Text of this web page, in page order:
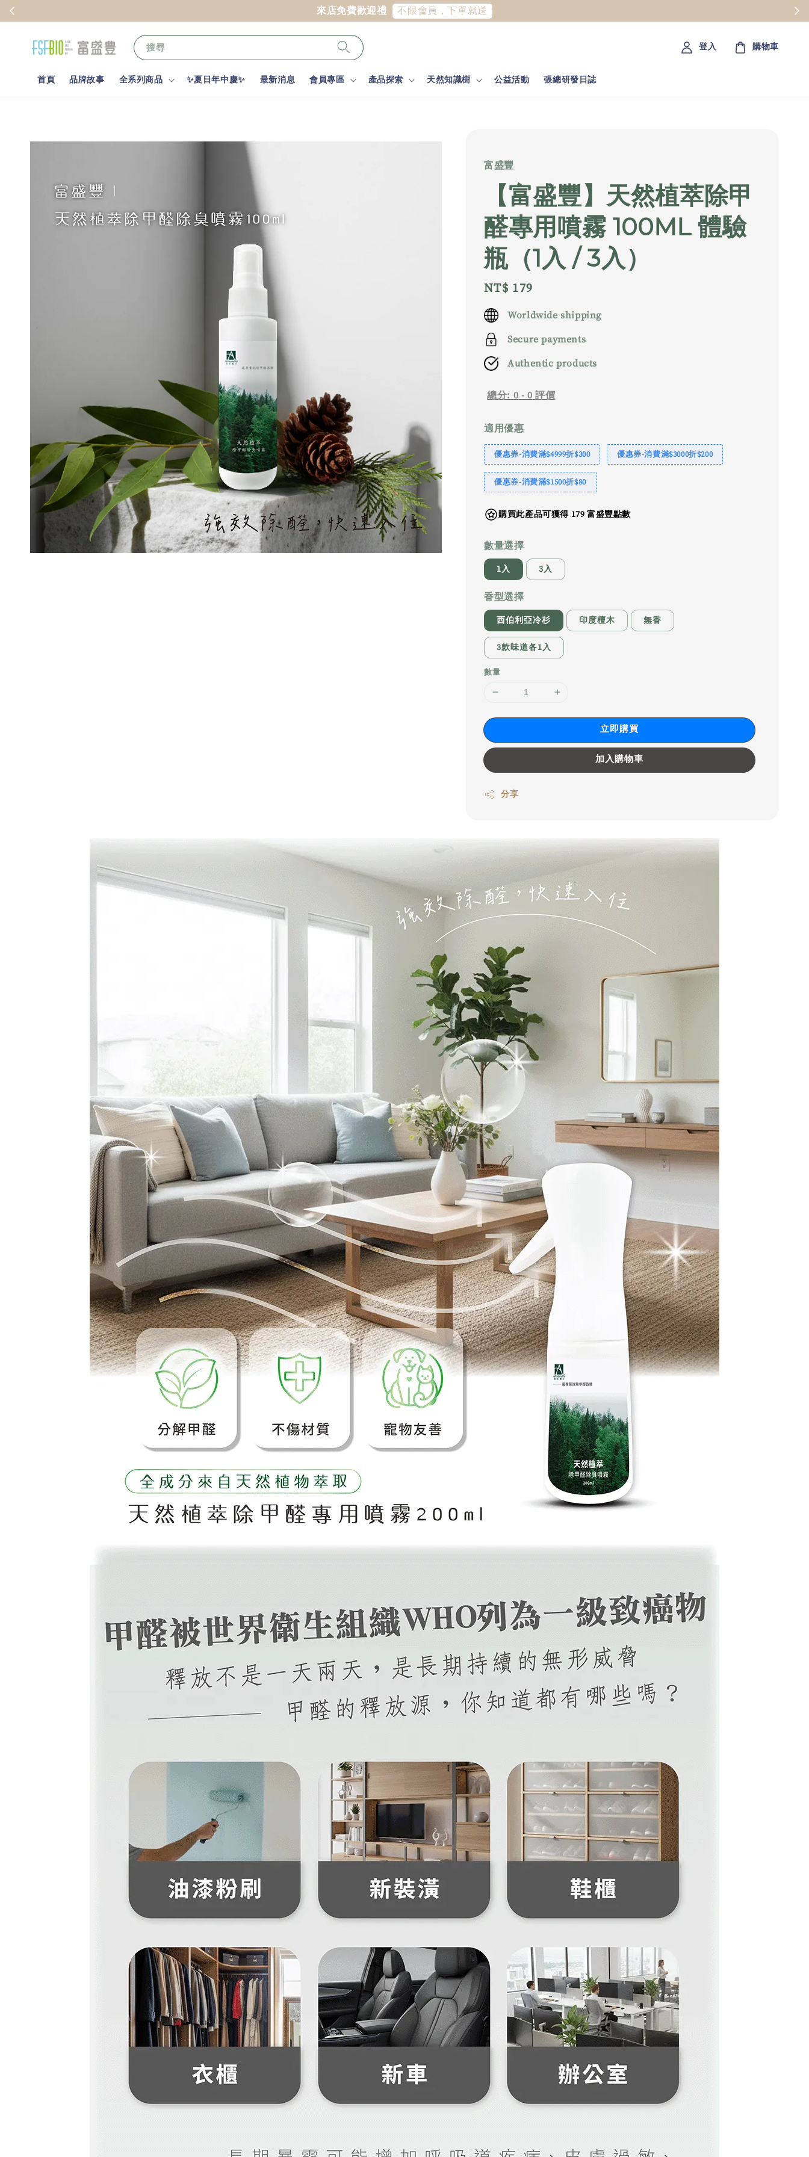
來店免費歡迎禮 不限會員，下單就送
搜尋
首頁 品牌故事 全系列商品 ✨夏日年中慶✨ 最新消息 會員專區 產品探索 天然知識樹 公益活動 張總研發日誌
登入 購物車
富盛豐
【富盛豐】天然植萃除甲
醛專用噴霧 100ML 體驗
瓶（1入 / 3入）
Regular
price
NT$ 179
Worldwide shipping
Secure payments
Authentic products
總分: 0 -0 評價
適用優惠
優惠券-消費滿$4999折$300 優惠券-消費滿$3000折$200
優惠券-消費滿$1500折$80
購買此產品可獲得 179 富盛豐點數
數量選擇
1入 3入
香型選擇
西伯利亞冷杉 印度檀木 無香
3款味道各1入
數量
立即購買
加入購物車
分享